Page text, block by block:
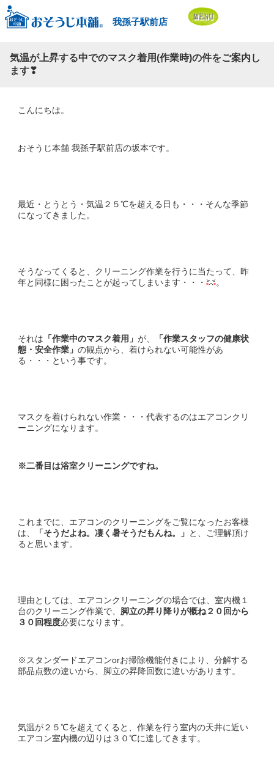
我孫子駅前店
気温が上昇する中でのマスク着用(作業時)の件をご案内し
ます❣
こんにちは。
おそうじ本舗 我孫子駅前店の坂本です。
最近・とうとう・気温２５℃を超える日も・・・そんな季節
になってきました。
そうなってくると、クリーニング作業を行うに当たって、昨
年と同様に困ったことが起ってしまいます・・・
。
それは 「作業中のマスク着用」 が、
「作業スタッフの健康状
態・安全作業」 の観点から、着けられない可能性があ
る・・・という事です。
マスクを着けられない作業・・・代表するのはエアコンクリ
ーニングになります。
※二番目は浴室クリーニングですね。
これまでに、エアコンのクリーニングをご覧になったお客様
は、
「そうだよね。凄く暑そうだもんね。」 と、ご理解頂け
ると思います。
理由としては、エアコンクリーニングの場合では、室内機１
台のクリーニング作業で、 脚立の昇り降りが概ね２０回から
３０回程度必要になります。
※スタンダードエアコンorお掃除機能付きにより、分解する
部品点数の違いから、脚立の昇降回数に違いがあります。
気温が２５℃を超えてくると、作業を行う室内の天井に近い
エアコン室内機の辺りは３０℃に達してきます。